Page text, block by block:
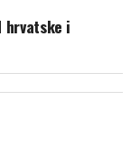
hrvatske i